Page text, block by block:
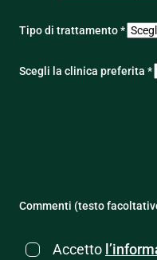
Tipo di trattamento *
Scegli la clinica preferita *
Commenti (testo
Accetto